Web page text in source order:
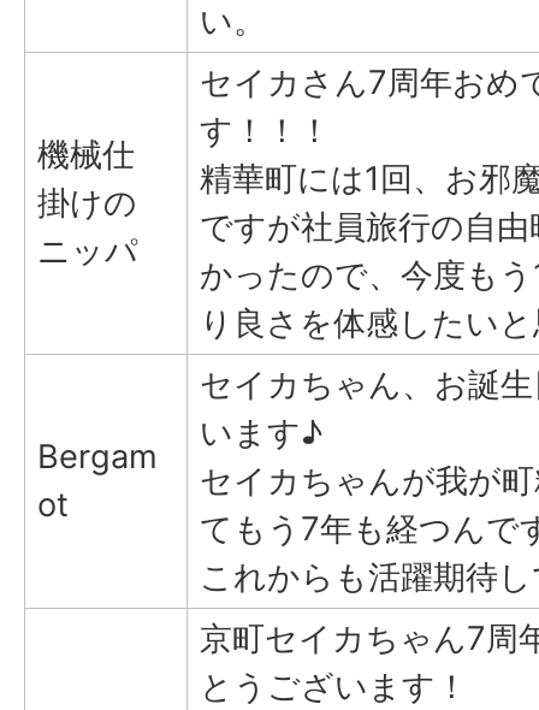
い。
機械仕
掛けの
ニッパ
セイカさん7周年おめ
す！！！
精華町には1回、お邪
ですが社員旅行の自
かったので、今度も
り良さを体感したい
Bergam
ot
セイカちゃん、お誕
います♪
セイカちゃんが我が
てもう7年も経つんで
これからも活躍期待
京町セイカちゃん7周
とうございます！